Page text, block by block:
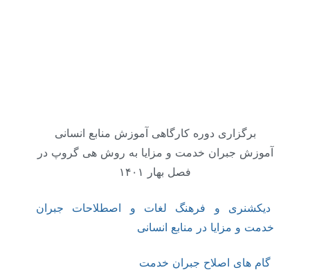
برگزاری دوره کارگاهی آموزش منابع انسانی
آموزش جبران خدمت و مزایا به روش هی گروپ در
فصل بهار ۱۴۰۱
دیکشنری و فرهنگ لغات و اصطلاحات جبران
خدمت و مزایا در منابع انسانی
گام های اصلاح جبران خدمت